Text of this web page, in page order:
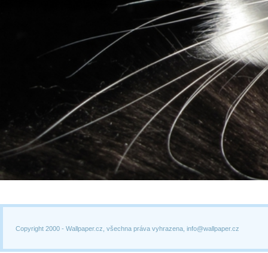
Copyright 2000 - Wallpaper.cz, všechna práva vyhrazena, info@wallpaper.cz